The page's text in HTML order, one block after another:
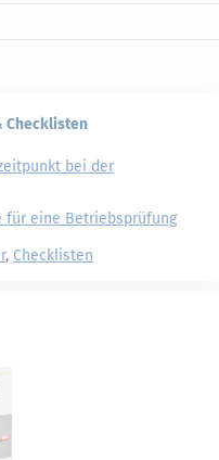
Checklisten
bei der
für eine Betriebsprüfung
, Checklisten